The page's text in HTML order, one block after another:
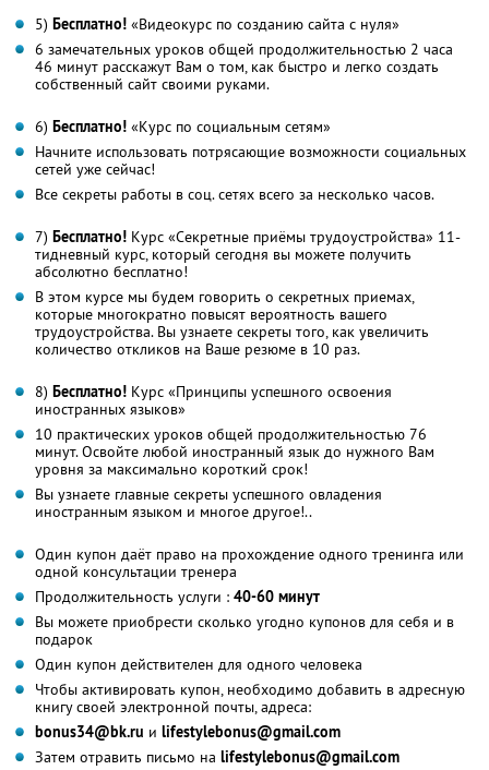
5) Бесплатно! «Видеокурс по созданию сайта с нуля»
6 замечательных уроков общей продолжительностью 2 часа
46 минут расскажут Вам о том, как быстро и легко создать
собственный сайт своими руками.
6) Бесплатно! «Курс по социальным сетям»
Начните использовать потрясающие возможности социальных
сетей уже сейчас!
Все секреты работы в соц. сетях всего за несколько часов.
7) Бесплатно! Курс «Секретные приёмы трудоустройства» 11-
тидневный курс, который сегодня вы можете получить
абсолютно бесплатно!
В этом курсе мы будем говорить о секретных приемах,
которые многократно повысят вероятность вашего
трудоустройства. Вы узнаете секреты того, как увеличить
количество откликов на Ваше резюме в 10 раз.
8) Бесплатно! Курс «Принципы успешного освоения
иностранных языков»
10 практических уроков общей продолжительностью 76
минут. Освойте любой иностранный язык до нужного Вам
уровня за максимально короткий срок!
Вы узнаете главные секреты успешного овладения
иностранным языком и многое другое!..
Один купон даёт право на прохождение одного тренинга или
одной консультации тренера
Продолжительность услуги : 40-60 минут
Вы можете приобрести сколько угодно купонов для себя и в
подарок
Один купон действителен для одного человека
Чтобы активировать купон, необходимо добавить в адресную
книгу своей электронной почты, адреса:
bonus34@bk.ru и lifestylebonus@gmail.com
Затем отравить письмо на lifestylebonus@gmail.com